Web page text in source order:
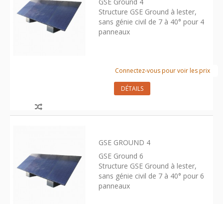
Structure GSE Ground à lester,
sans génie civil de 7 à 40° pour 4
panneaux
Connectez-vous pour voir les prix
DÉTAILS
GSE GROUND 4
GSE Ground 6
Structure GSE Ground à lester,
sans génie civil de 7 à 40° pour 6
panneaux